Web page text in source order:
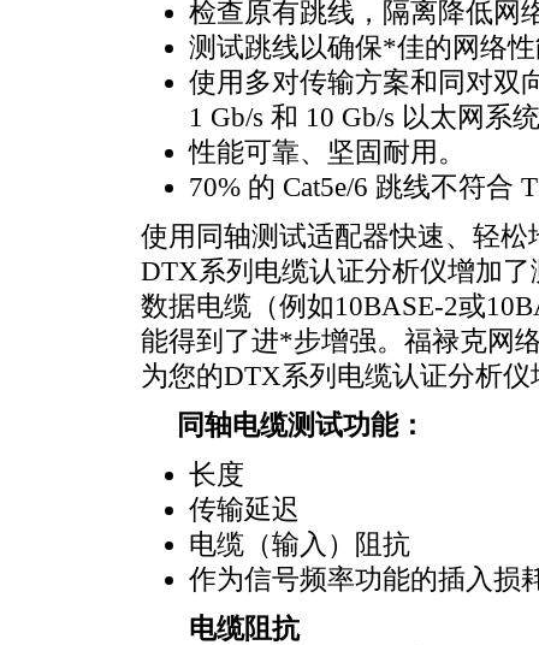
检查原有跳线，隔离降低网
测试跳线以确保*佳的网络
使用多对传输方案和同对双
1 Gb/s 和 10 Gb/s 以太网系
性能可靠、坚固耐用。
70% 的 Cat5e/6 跳线不符合
使用同轴测试适配器快速、轻松
DTX系列电缆认证分析仪增加
数据电缆（例如10BASE-2或
能得到了进*步增强。福禄克网
为您的DTX系列电缆认证分析仪
同轴电缆测试功能：
长度
传输延迟
电缆（输入）阻抗
作为信号频率功能的插入损
电缆阻抗